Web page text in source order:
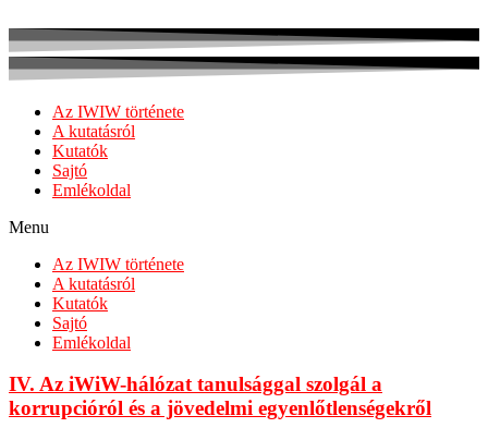
Az IWIW története
A kutatásról
Kutatók
Sajtó
Emlékoldal
Menu
Az IWIW története
A kutatásról
Kutatók
Sajtó
Emlékoldal
IV. Az iWiW-hálózat tanulsággal szolgál a
korrupcióról és a jövedelmi egyenlőtlenségekről